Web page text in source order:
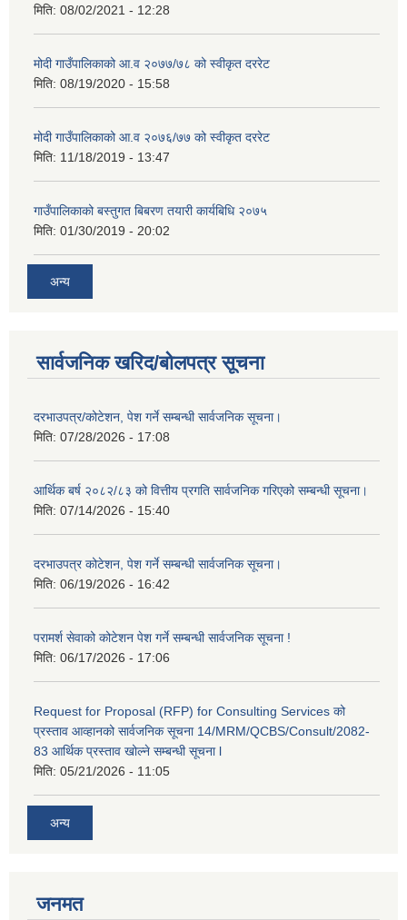
मिति: 08/02/2021 - 12:28
मोदी गाउँपालिकाको आ.व २०७७/७८ को स्वीकृत दररेट
मिति: 08/19/2020 - 15:58
मोदी गाउँपालिकाको आ.व २०७६/७७ को स्वीकृत दररेट
मिति: 11/18/2019 - 13:47
गाउँपालिकाको बस्तुगत बिबरण तयारी कार्यबिधि २०७५
मिति: 01/30/2019 - 20:02
अन्य
सार्वजनिक खरिद/बोलपत्र सूचना
दरभाउपत्र/कोटेशन, पेश गर्ने सम्बन्धी सार्वजनिक सूचना।
मिति: 07/28/2026 - 17:08
आर्थिक बर्ष २०८२/८३ को वित्तीय प्रगति सार्वजनिक गरिएको सम्बन्धी सूचना।
मिति: 07/14/2026 - 15:40
दरभाउपत्र कोटेशन, पेश गर्ने सम्बन्धी सार्वजनिक सूचना।
मिति: 06/19/2026 - 16:42
परामर्श सेवाको कोटेशन पेश गर्ने सम्बन्धी सार्वजनिक सूचना !
मिति: 06/17/2026 - 17:06
Request for Proposal (RFP) for Consulting Services को
प्रस्ताव आव्हानको सार्वजनिक सूचना 14/MRM/QCBS/Consult/2082-
83 आर्थिक प्रस्ताव खोल्ने सम्बन्धी सूचना l
मिति: 05/21/2026 - 11:05
अन्य
जनमत